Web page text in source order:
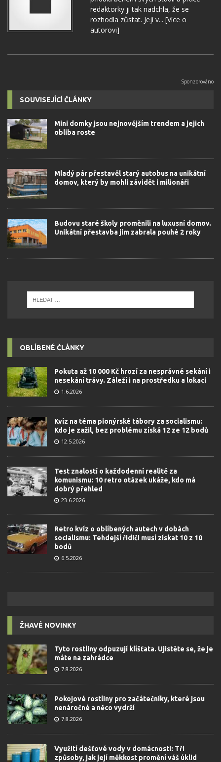
redaktorky ji tak nadchla, že se
rozhodla zůstat. Její v... [Více o
autorovi]
SOUVISEJÍCÍ ČLÁNKY
Mini domky jsou nejnovějším trendem a jejich
obliba roste
Mladý pár přestavěl starý autobus na unikátní
domov, který by mohli závidět i milionáři
Budovu staré školy proměnili na luxusní domov.
Unikátní přestavba jim zabrala pouhé 2 roky
OBLÍBENÉ ČLÁNKY
Pokuta až 10 000 Kč hrozí za nesprávné sekání i
nesekání trávy. Záleží i na prostředku a lokaci
1.6.2026
Kvíz na téma pionýrské tábory za socialismu:
Kdo je zažil, bez problému získá 12 ze 12 bodů
12.5.2026
Test znalostí o každodenní realitě za
komunismu: 10 retro otázek ukáže, kdo má
dobrý přehled
23.6.2026
Retro kvíz o oblíbených autech v dobách
socialismu: Tehdejší řidiči musí získat 10 z 10
bodů
6.5.2026
ŽHAVÉ NOVINKY
Tyto rostliny odpuzují klíšťata. Ujistěte se, že je
máte na zahrádce
7.8.2026
Pokojové rostliny pro začátečníky, které jsou
nenáročné a něco vydrží
7.8.2026
Využití dešťové vody v domácnosti: Tři
způsoby, jak její měkkost promění váš úklid